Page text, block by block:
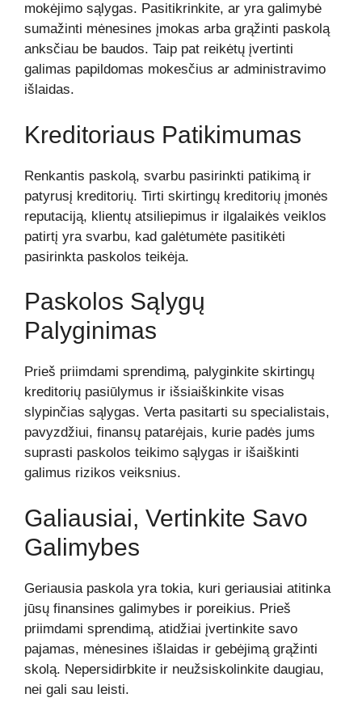
mokėjimo sąlygas. Pasitikrinkite, ar yra galimybė
sumažinti mėnesines įmokas arba grąžinti paskolą
anksčiau be baudos. Taip pat reikėtų įvertinti
galimas papildomas mokesčius ar administravimo
išlaidas.
Kreditoriaus Patikimumas
Renkantis paskolą, svarbu pasirinkti patikimą ir
patyrusį kreditorių. Tirti skirtingų kreditorių įmonės
reputaciją, klientų atsiliepimus ir ilgalaikės veiklos
patirtį yra svarbu, kad galėtumėte pasitikėti
pasirinkta paskolos teikėja.
Paskolos Sąlygų
Palyginimas
Prieš priimdami sprendimą, palyginkite skirtingų
kreditorių pasiūlymus ir išsiaiškinkite visas
slypinčias sąlygas. Verta pasitarti su specialistais,
pavyzdžiui, finansų patarėjais, kurie padės jums
suprasti paskolos teikimo sąlygas ir išaiškinti
galimus rizikos veiksnius.
Galiausiai, Vertinkite Savo
Galimybes
Geriausia paskola yra tokia, kuri geriausiai atitinka
jūsų finansines galimybes ir poreikius. Prieš
priimdami sprendimą, atidžiai įvertinkite savo
pajamas, mėnesines išlaidas ir gebėjimą grąžinti
skolą. Nepersidirbkite ir neužsiskolinkite daugiau,
nei gali sau leisti.